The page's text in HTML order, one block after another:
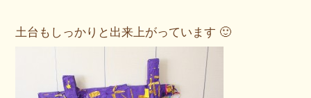
土台もしっかりと出来上がっています 🙂